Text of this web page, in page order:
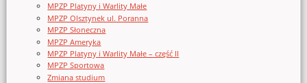
MPZP Platyny i Warlity Małe
MPZP Olsztynek ul. Poranna
MPZP Słoneczna
MPZP Ameryka
MPZP Platyny i Warlity Małe – część II
MPZP Sportowa
Zmiana studium